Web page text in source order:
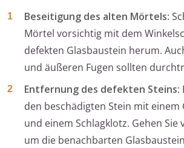
Beseitigung des alten Mörtels:
Mörtel vorsichtig mit dem
defekten Glasbaustein herum.
und äußeren Fugen sollten
Entfernung des defekten Steins:
den beschädigten Stein mit
und einem Schlagklotz. Gehen Sie
um die benachbarten